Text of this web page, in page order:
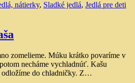
nátierky, Sladké jedlá, Jedlá pre deti
zomelieme. Múku krátko povaríme v
necháme vychladnúť. Kašu
odložíme do chladničky. Z…